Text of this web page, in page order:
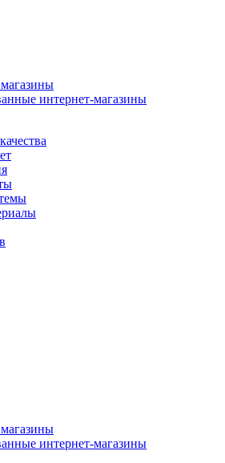
интернет-магазины
интернет-магазины